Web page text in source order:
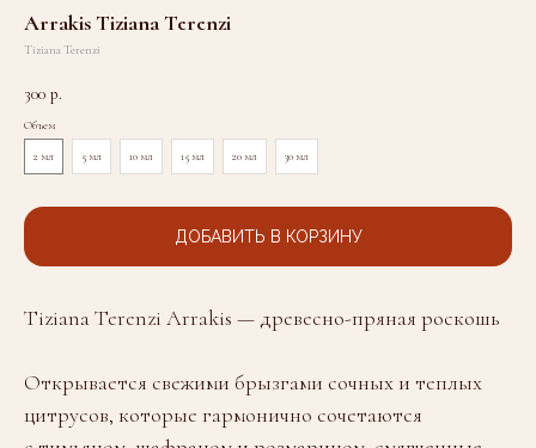
Arrakis Tiziana Terenzi
Tiziana Terenzi
300 р.
Объем
2 мл 5 мл 10 мл 15 мл 20 мл 30 мл
ДОБАВИТЬ В КОРЗИНУ
Tiziana Terenzi Arrakis — древесно-пряная роскошь
Открывается свежими брызгами сочных и теплых
цитрусов, которые гармонично сочетаются